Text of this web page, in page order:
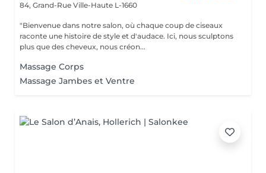
84, Grand-Rue Ville-Haute L-1660
"Bienvenue dans notre salon, où chaque coup de ciseaux
raconte une histoire de style et d'audace. Ici, nous sculptons
plus que des cheveux, nous créon...
Massage Corps
Massage Jambes et Ventre